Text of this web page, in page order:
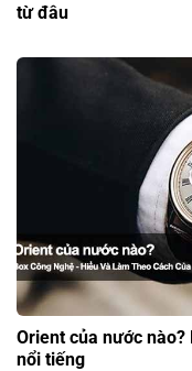
từ đâu
Orient của nước
nổi tiếng